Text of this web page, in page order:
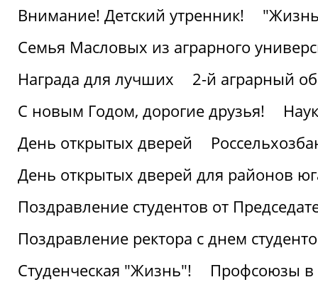
Внимание! Детский утренник!
Семья Масловых из аграрного
Награда для лучших
2-й аграрный
С новым Годом, дорогие друзья!
День открытых дверей
День открытых дверей для районов
Поздравление студентов от
Поздравление ректора с днем
Студенческая "Жизнь"!
Профсоюзы в